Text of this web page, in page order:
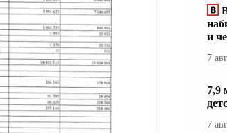
и
7
7,9
7